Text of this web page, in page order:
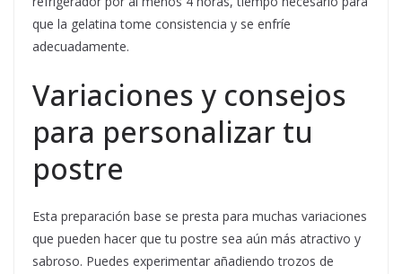
que la gelatina tome consistencia y se enfríe
adecuadamente.
Variaciones y consejos
para personalizar tu
postre
Esta preparación base se presta para muchas variaciones
que pueden hacer que tu postre sea aún más atractivo y
sabroso. Puedes experimentar añadiendo trozos de